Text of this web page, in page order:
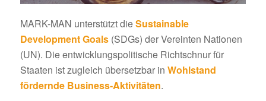
MARK-MAN unterstützt dieSustainable
Development Goals(SDGs) der Vereinten Nationen
(UN). Die entwicklungspolitische Richtschnur für
Staaten ist zugleich übersetzbar in Wohlstand
fördernde Business-Aktivitäten.